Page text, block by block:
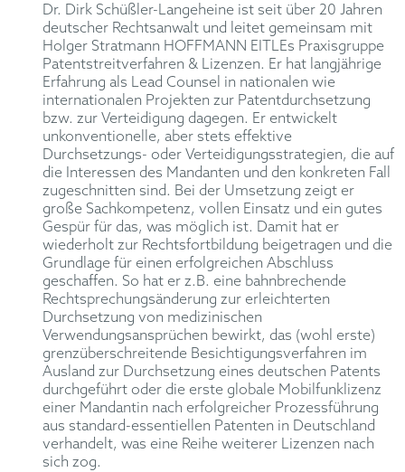
Dr. Dirk Schüßler-Langeheine ist seit über 20 Jahren
deutscher Rechtsanwalt und leitet gemeinsam mit
Holger Stratmann HOFFMANN EITLEs Praxisgruppe
Patentstreitverfahren & Lizenzen. Er hat langjährige
Erfahrung als Lead Counsel in nationalen wie
internationalen Projekten zur Patentdurchsetzung
bzw. zur Verteidigung dagegen. Er entwickelt
unkonventionelle, aber stets effektive
Durchsetzungs- oder Verteidigungsstrategien, die auf
die Interessen des Mandanten und den konkreten Fall
zugeschnitten sind. Bei der Umsetzung zeigt er
große Sachkompetenz, vollen Einsatz und ein gutes
Gespür für das, was möglich ist. Damit hat er
wiederholt zur Rechtsfortbildung beigetragen und die
Grundlage für einen erfolgreichen Abschluss
geschaffen. So hat er z.B. eine bahnbrechende
Rechtsprechungsänderung zur erleichterten
Durchsetzung von medizinischen
Verwendungsansprüchen bewirkt, das (wohl erste)
grenzüberschreitende Besichtigungsverfahren im
Ausland zur Durchsetzung eines deutschen Patents
durchgeführt oder die erste globale Mobilfunklizenz
einer Mandantin nach erfolgreicher Prozessführung
aus standard-essentiellen Patenten in Deutschland
verhandelt, was eine Reihe weiterer Lizenzen nach
sich zog.